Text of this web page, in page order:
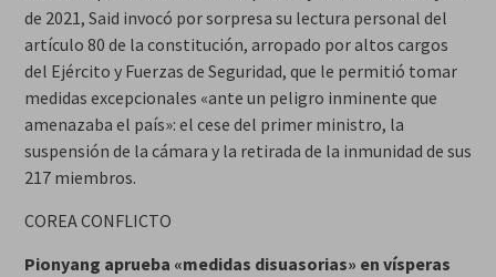
de 2021, Said invocó por sorpresa su lectura personal del
artículo 80 de la constitución, arropado por altos cargos
del Ejército y Fuerzas de Seguridad, que le permitió tomar
medidas excepcionales «ante un peligro inminente que
amenazaba el país»: el cese del primer ministro, la
suspensión de la cámara y la retirada de la inmunidad de sus
217 miembros.
COREA CONFLICTO
Pionyang aprueba «medidas disuasorias» en vísperas